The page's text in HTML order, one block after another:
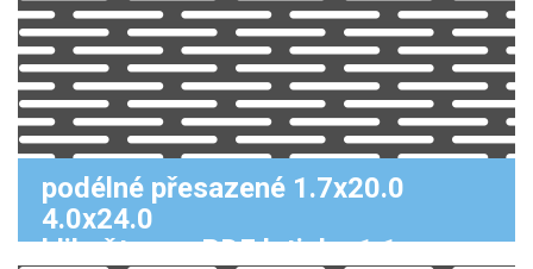
podélné přesazené 1.7x20.0
4.0x24.0
klikněte pro PDF k tisku 1:1